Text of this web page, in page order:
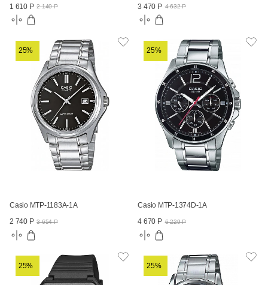
1 610 Р 2 140 Р 3 470 Р 4 632 Р
25%
Casio MTP-1183A-1A
2 740 Р 3 654 Р
25%
Casio MTP-1374D-1A
4 670 Р 6 229 Р
25% 25%